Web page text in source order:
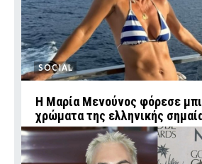
SOCIAL
Η Μαρία Μενούνος φόρεσε
χρώματα της ελληνικής